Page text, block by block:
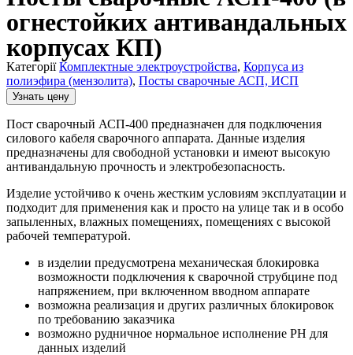
огнестойких антивандальных
корпусах КП)
Категорії Комплектные электроустройства, Корпуса из
полиэфира (мензолита), Посты сварочные АСП, ИСП
Узнать цену
Пост сварочный АСП-400 предназначен для подключения
силового кабеля сварочного аппарата. Данные изделия
предназначены для свободной установки и имеют высокую
антивандальную прочность и электробезопасность.
Изделие устойчиво к очень жестким условиям эксплуатации и
подходит для применения как и просто на улице так и в особо
запыленных, влажных помещениях, помещениях с высокой
рабочей температурой.
в изделии предусмотрена механическая блокировка
возможности подключения к сварочной струбцине под
напряжением, при включенном вводном аппарате
возможна реализация и других различных блокировок
по требованию заказчика
возможно рудничное нормальное исполнение РН для
данных изделий